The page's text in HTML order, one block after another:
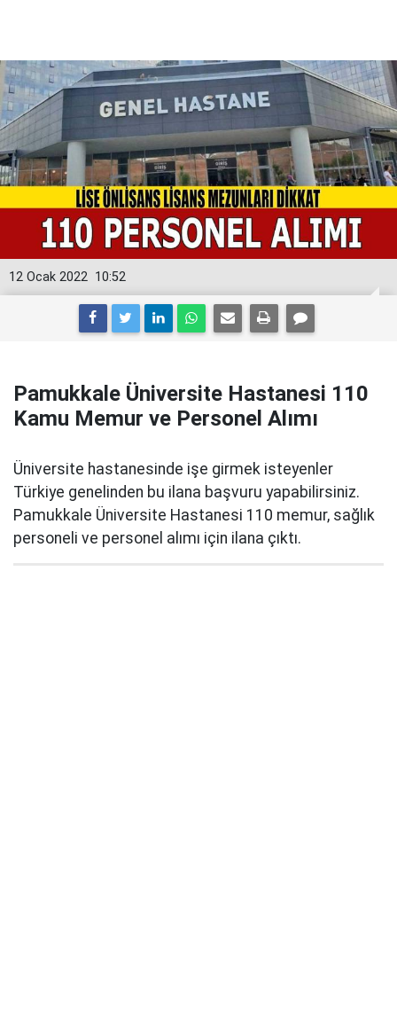
10:52
12 Ocak 2022
Pamukkale Üniversite Hastanesi 110
Kamu Memur ve Personel Alımı
Üniversite hastanesinde işe girmek isteyenler
Türkiye genelinden bu ilana başvuru yapabilirsiniz.
Pamukkale Üniversite Hastanesi 110 memur, sağlık
personeli ve personel alımı için ilana çıktı.